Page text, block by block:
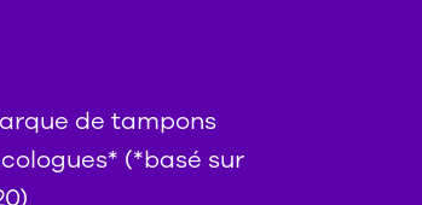
de tampons
(*basé sur